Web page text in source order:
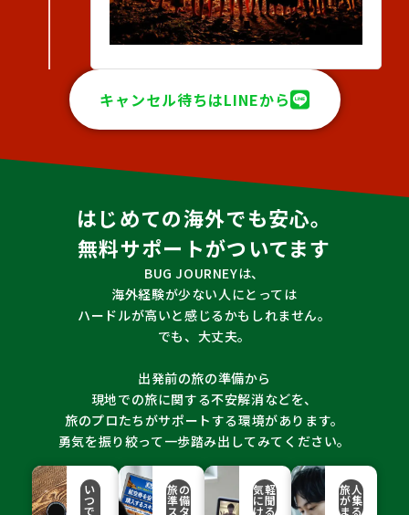
キャンセル待ちはLINEから
はじめての海外でも安心。
無料サポートがついてます
BUG JOURNEYは、
海外経験が少ない人にとっては
ハードルが高いと感じるかもしれません。
でも、大丈夫。
出発前の旅の準備から
現地での旅に関する不安解消などを、
旅のプロたちがサポートする環境があります。
勇気を振り絞って一歩踏み出してみてください。
い
つ
で
旅の
準備
スタ
気軽
に聞
ける
旅人
が集
まる